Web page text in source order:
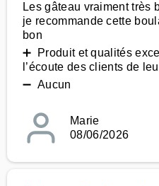
Les gâteau vraiment très
je recommande cette
bon
➕ Produit et qualités
l’écoute des clients de
➖ Aucun
Marie
08/06/2026